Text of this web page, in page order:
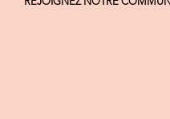
REJOIGNEZ NOTRE